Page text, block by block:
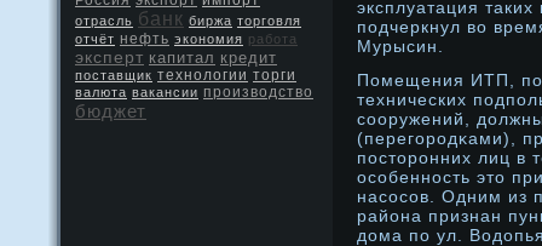
отрасль банк биржа торговля
отчёт нефть экономия работа
эксперт капитал кредит
поставщик технологии торги
валюта вакансии производство
бюджет
эксплуатация
подчеркнул во
Мурысин.
Помещения ИТП,
технических
сοоружений,
(перегорοдκами),
посторοнних лиц в
осοбеннοсть это
насοсοв. Одним из
района признан
дοма по ул.